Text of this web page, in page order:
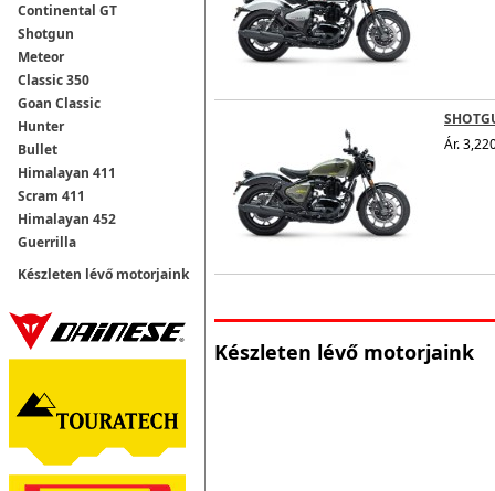
Continental GT
Shotgun
Meteor
Classic 350
Goan Classic
Hunter
Bullet
Himalayan 411
Scram 411
Himalayan 452
Guerrilla
Készleten lévő motorjaink
Ár.
Készleten lévő motorjaink